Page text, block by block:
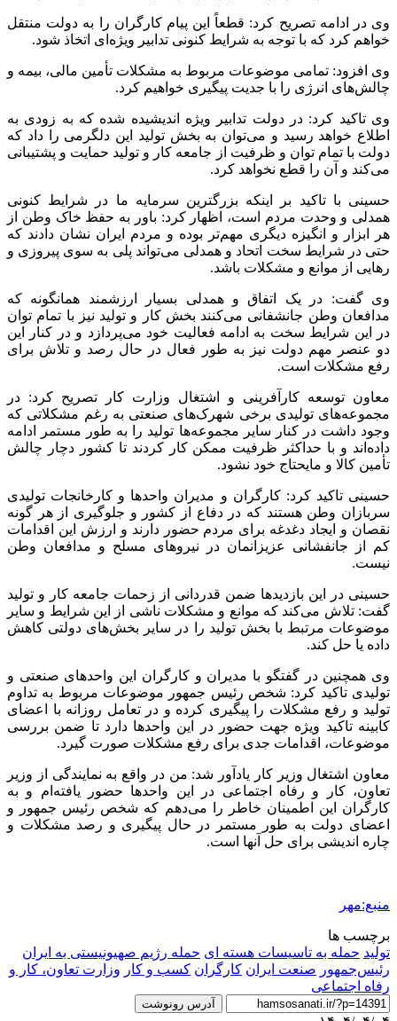
وی در ادامه تصریح کرد: قطعاً این پیام کارگران را به دولت منتقل
خواهم کرد که با توجه به شرایط کنونی تدابیر ویژه‌ای اتخاذ شود.
وی افزود: تمامی موضوعات مربوط به مشکلات تأمین مالی، بیمه و
چالش‌های انرژی را با جدیت پیگیری خواهیم کرد.
وی تاکید کرد: در دولت تدابیر ویژه اندیشیده شده که به زودی به
اطلاع خواهد رسید و می‌توان به بخش تولید این دلگرمی را داد که
دولت با تمام توان و ظرفیت از جامعه کار و تولید حمایت و پشتیبانی
می‌کند و آن را قطع نخواهد کرد.
حسینی با تاکید بر اینکه بزرگترین سرمایه ما در شرایط کنونی
همدلی و وحدت مردم است، اظهار کرد: باور به حفظ خاک وطن از
هر ابزار و انگیزه دیگری مهم‌تر بوده و مردم ایران نشان دادند که
حتی در شرایط سخت اتحاد و همدلی می‌تواند پلی به سوی پیروزی و
رهایی از موانع و مشکلات باشد.
وی گفت: در یک اتفاق و همدلی بسیار ارزشمند همانگونه که
مدافعان وطن جانشفانی می‌کنند بخش کار و تولید نیز با تمام توان
در این شرایط سخت به ادامه فعالیت خود می‌پردازد و در کنار این
دو عنصر مهم دولت نیز به طور فعال در حال رصد و تلاش برای
رفع مشکلات است.
معاون توسعه کارآفرینی و اشتغال وزارت کار تصریح کرد: در
مجموعه‌های تولیدی برخی شهرک‌های صنعتی به رغم مشکلاتی که
وجود داشت در کنار سایر مجموعه‌ها تولید را به طور مستمر ادامه
داده‌اند و با حداکثر ظرفیت ممکن کار کردند تا کشور دچار چالش
تأمین کالا و مایحتاج خود نشود.
حسینی تاکید کرد: کارگران و مدیران واحدها و کارخانجات تولیدی
سربازان وطن هستند که در دفاع از کشور و جلوگیری از هر گونه
نقصان و ایجاد دغدغه برای مردم حضور دارند و ارزش این اقدامات
کم از جانفشانی عزیزانمان در نیروهای مسلح و مدافعان وطن
نیست.
حسینی در این بازدیدها ضمن قدردانی از زحمات جامعه کار و تولید
گفت: تلاش می‌کند که موانع و مشکلات ناشی از این شرایط و سایر
موضوعات مرتبط با بخش تولید را در سایر بخش‌های دولتی کاهش
داده یا حل کند.
وی همچنین در گفتگو با مدیران و کارگران این واحدهای صنعتی و
تولیدی تاکید کرد: شخص رئیس جمهور موضوعات مربوط به تداوم
تولید و رفع مشکلات را پیگیری کرده و در تعامل روزانه با اعضای
کابینه تاکید ویژه جهت حضور در این واحدها دارد تا ضمن بررسی
موضوعات، اقدامات جدی برای رفع مشکلات صورت گیرد.
معاون اشتغال وزیر کار یادآور شد: من در واقع به نمایندگی از وزیر
تعاون، کار و رفاه اجتماعی در این واحدها حضور یافته‌ام و به
کارگران این اطمینان خاطر را می‌دهم که شخص رئیس جمهور و
اعضای دولت به طور مستمر در حال پیگیری و رصد مشکلات و
چاره اندیشی برای حل آنها است.
منبع:مهر
برچسب ها
تولید حمله به تاسیسات هسته ای حمله رژیم صهیونیستی به ایران
رئیس‌جمهور صنعت ایران کارگران کسب و کار وزارت تعاون، کار و
رفاه اجتماعی
آدرس رونوشت